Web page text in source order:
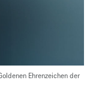
Ehrenzeichen der